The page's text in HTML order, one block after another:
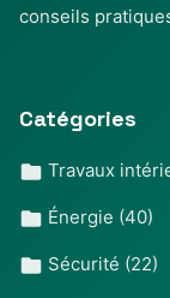
conseils
Catégories
Travaux
Énergie (40)
Sécurité (22)